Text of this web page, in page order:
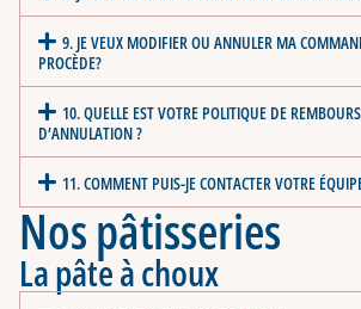
9. JE VEUX MODIFIER OU ANNULER MA
PROCÈDE?
10. QUELLE EST VOTRE POLITIQUE DE
D’ANNULATION ?
11. COMMENT PUIS-JE CONTACTER VOTRE
Nos pâtisseries
La pâte à choux